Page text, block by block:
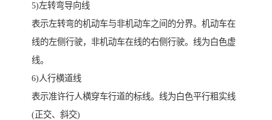
5)左转弯导向线
表示左转弯的机动车与非机动车之间的分界。机动车在
线的左侧行驶，非机动车在线的右侧行驶。线为白色虚
线。
6)人行横道线
表示准许行人横穿车行道的标线。线为白色平行粗实线
(正交、斜交)